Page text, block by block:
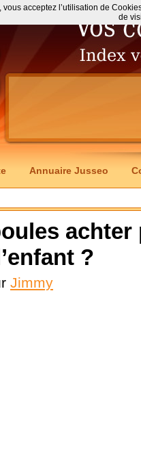
Annuaire Jusseo
?
Jimmy
acceptez l’utilisation de
de